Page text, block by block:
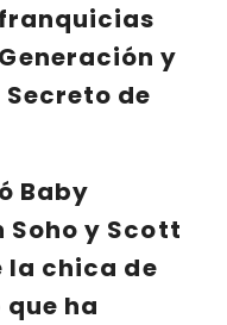
y
de
Baby
Soho y Scott
la chica de
que ha